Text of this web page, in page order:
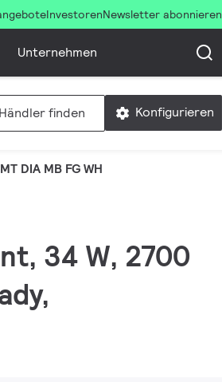
InvestorenNewsletter abonnieren
Unternehmen
Händler finden Konfigurieren
DIA MB FG WH
34 W, 2700